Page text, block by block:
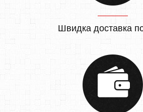
Швидка доставка